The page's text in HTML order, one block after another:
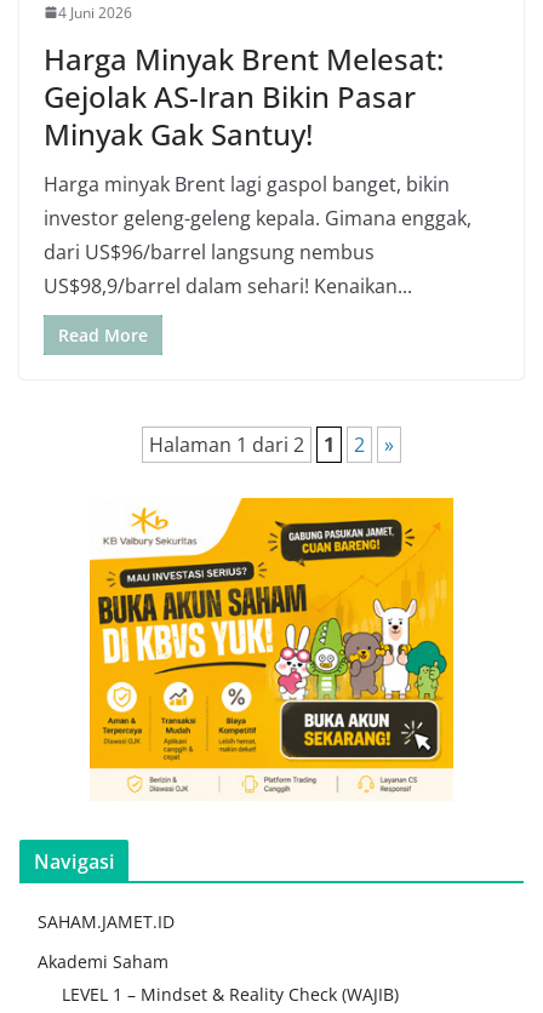
4 Juni 2026
Harga Minyak Brent Melesat:
Gejolak AS-Iran Bikin Pasar
Minyak Gak Santuy!
Harga minyak Brent lagi gaspol banget, bikin
investor geleng-geleng kepala. Gimana enggak,
dari US$96/barrel langsung nembus
US$98,9/barrel dalam sehari! Kenaikan...
Read More
Halaman 1 dari 2 1 2 »
Navigasi
SAHAM.JAMET.ID
Akademi Saham
LEVEL 1 – Mindset & Reality Check (WAJIB)